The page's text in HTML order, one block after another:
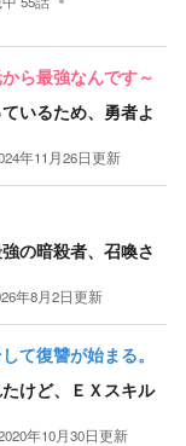
ら最強なんです～
いるため、勇者よ
年11月26日更新
の暗殺者、召喚さ
年8月2日更新
て復讐が始まる。
けど、ＥＸスキル
年10月30日更新